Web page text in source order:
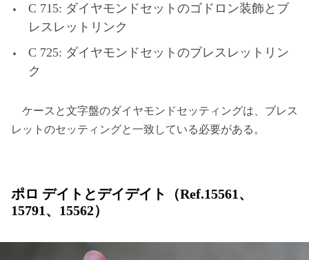
C 715: ダイヤモンドセットのゴドロン装飾とブ
レスレットリンク
C 725: ダイヤモンドセットのブレスレットリン
ク
ケースと文字盤のダイヤモンドセッティングは、ブレス
レットのセッティングと一致している必要がある。
ポロ デイトとデイデイト（Ref.15561、
15791、15562）